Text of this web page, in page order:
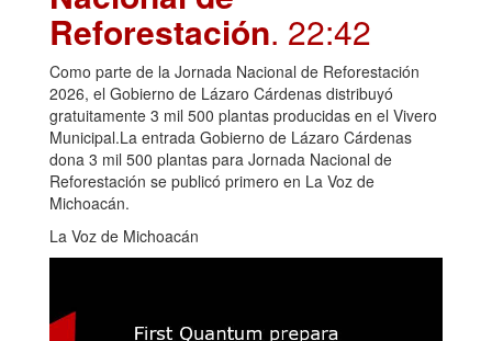
Reforestación. 22:42
Como parte de la Jornada Nacional de Reforestación
2026, el Gobierno de Lázaro Cárdenas distribuyó
gratuitamente 3 mil 500 plantas producidas en el Vivero
Municipal.La entrada Gobierno de Lázaro Cárdenas
dona 3 mil 500 plantas para Jornada Nacional de
Reforestación se publicó primero en La Voz de
Michoacán.
La Voz de Michoacán